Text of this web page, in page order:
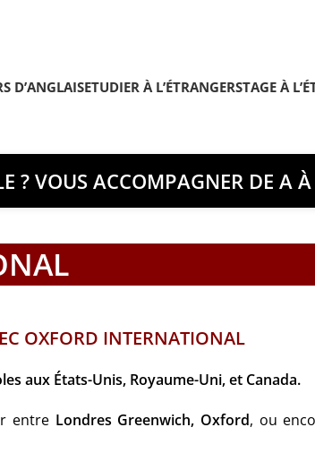
D’ANGLAISETUDIER À L’ÉTRANGERSTAGE À
? VOUS ACCOMPAGNER DE A
OXFORD INTERNATIONAL
aux États-Unis, Royaume-Uni, et Canada.
entre Londres Greenwich, Oxford, ou